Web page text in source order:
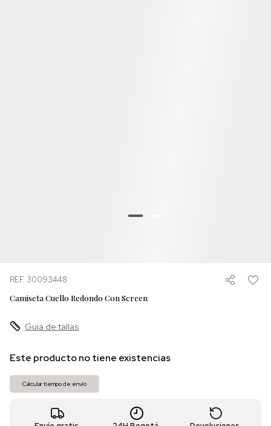
REF. 30093448
Camiseta Cuello Redondo Con Screen
Guia de tallas
Este producto no tiene existencias
Calcular tiempo de envío